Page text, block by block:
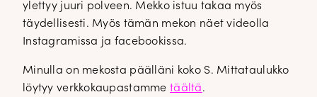
ylettyy juuri polveen. Mekko istuu takaa myös
täydellisesti. Myös tämän mekon näet videolla
Instagramissa ja facebookissa.
Minulla on mekosta päälläni koko S. Mittataulukko
löytyy verkkokaupastamme täältä.